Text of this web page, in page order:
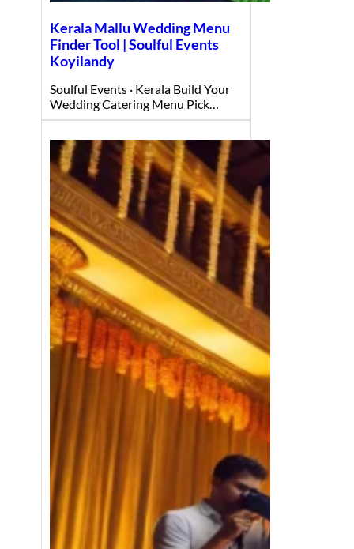
Kerala Mallu Wedding Menu
Finder Tool | Soulful Events
Koyilandy
Soulful Events · Kerala Build Your
Wedding Catering Menu Pick…